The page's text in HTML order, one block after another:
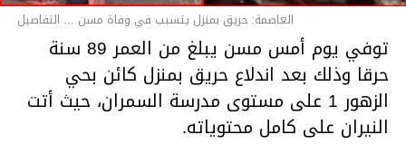
العاصمة: حريق بمنزل يتسبب في وفاة مسن ... التفاصيل
توفي يوم أمس مسن يبلغ من العمر 89 سنة
حرقا وذلك بعد اندلاع حريق بمنزل كائن بحي
الزهور 1 على مستوى مدرسة السمران، حيث أتت
النيران على كامل محتوياته.